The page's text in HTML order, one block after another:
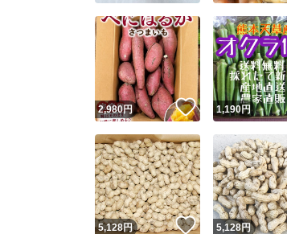
2,980円 いいね！
1,190円
5,128円 いいね！
5,128円